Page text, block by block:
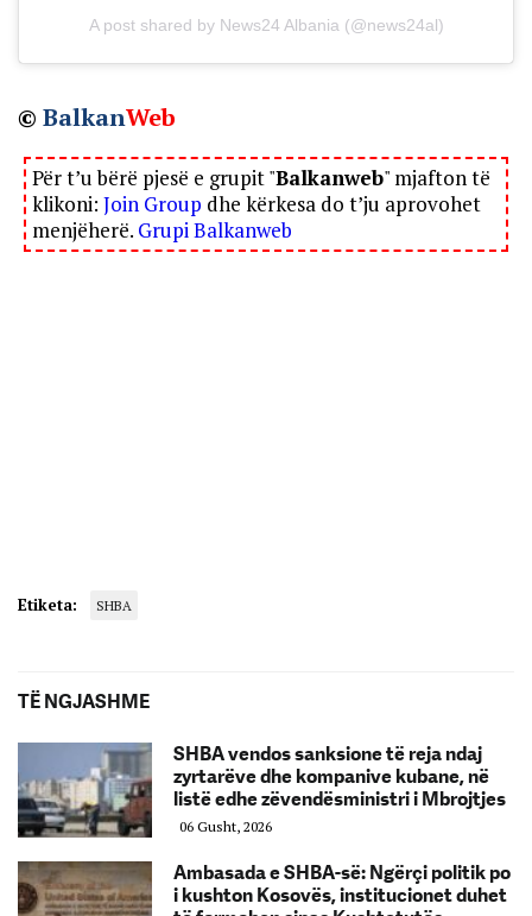
A post shared by News24 Albania (@news24al)
© BalkanWeb
Për t’u bërë pjesë e grupit "Balkanweb" mjafton të
klikoni: Join Group dhe kërkesa do t’ju aprovohet
menjëherë. Grupi Balkanweb
Etiketa: SHBA
TË NGJASHME
SHBA vendos sanksione të reja ndaj
zyrtarëve dhe kompanive kubane, në
listë edhe zëvendësministri i Mbrojtjes
06 Gusht, 2026
Ambasada e SHBA-së: Ngërçi politik po
i kushton Kosovës, institucionet duhet